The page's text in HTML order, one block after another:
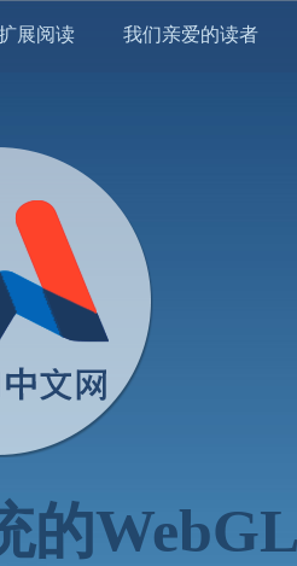
展阅读 我们亲爱的读者
的